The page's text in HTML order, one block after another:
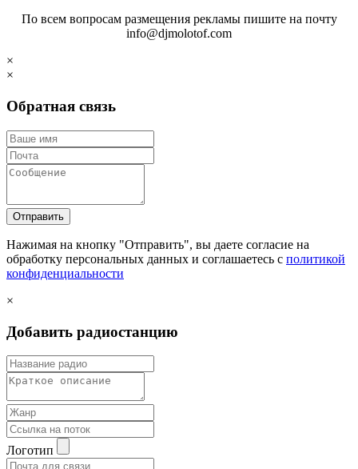
По всем вопросам размещения рекламы пишите на почту
info@djmolotof.com
×
×
Обратная связь
Отправить
Нажимая на кнопку "Отправить", вы даете согласие на
обработку персональных данных и соглашаетесь c политикой
конфиденциальности
×
Добавить радиостанцию
Логотип